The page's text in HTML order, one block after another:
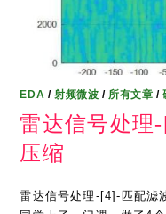
EDA /射频微波 / 所有文章 /
雷达信号处理
压缩
雷达信号处理-[4]-匹配滤